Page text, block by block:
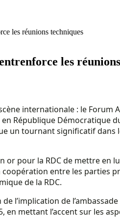
les réunions techniques
les
internationale : le Forum
République Démocratique
un tournant significatif
or pour la RDC de mettre
entre les parties
de la RDC.
l’implication de
mettant l’accent sur les